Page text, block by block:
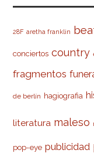
28F aretha franklin
conciertos country
fragmentos
de berlín hagiografia
literatura maleso
pop-eye publicidad